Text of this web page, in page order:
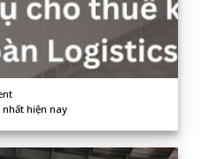
hiện nay